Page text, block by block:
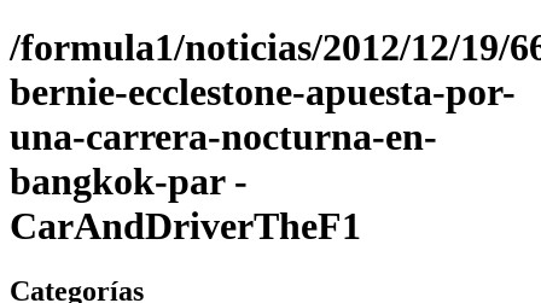
/formula1/noticias/2012/12/19/
bernie-ecclestone-apuesta-por-
una-carrera-nocturna-en-
bangkok-par -
CarAndDriverTheF1
Categorías